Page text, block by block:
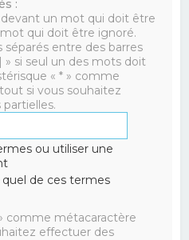
:
devant un mot qui doit être
qui doit être ignoré.
entre des barres
» si seul un des mots doit
« * » comme
si vous souhaitez
ou utiliser une
quel de ces termes
comme métacaractère
effectuer des